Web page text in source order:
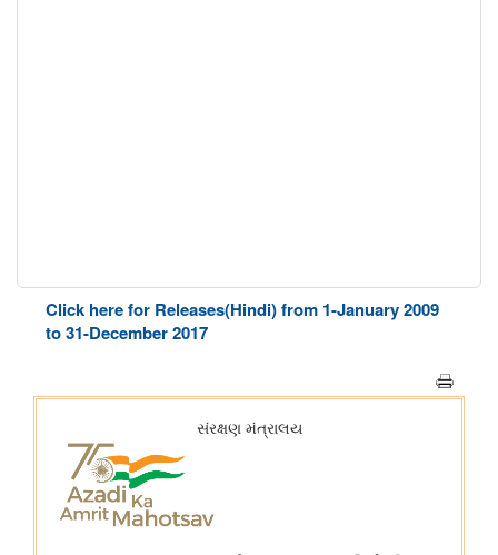
Click here for Releases(Hindi) from 1-January 2009
to 31-December 2017